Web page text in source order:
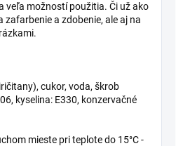
veľa možností použitia. Či už ako
zafarbenie a zdobenie, ale aj na
cukor, voda, škrob
kyselina: E330, konzervačné
mieste pri teplote do 15°C -